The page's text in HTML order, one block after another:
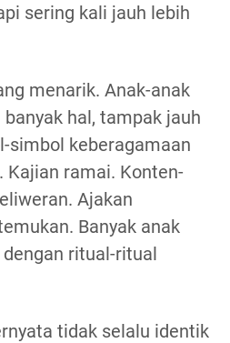
sering kali jauh lebih
menarik. Anak-anak
hal, tampak jauh
simbol keberagamaan
Kajian ramai. Konten-
Ajakan
Banyak anak
ritual-ritual
tidak selalu identik